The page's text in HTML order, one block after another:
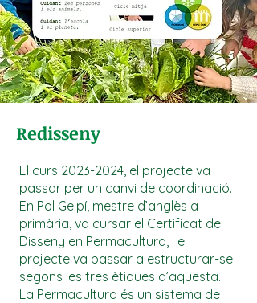
Redisseny
El curs 2023-2024, el projecte va
passar per un canvi de coordinació.
En Pol Gelpí, mestre d’anglès a
primària, va cursar el Certificat de
Disseny en Permacultura, i el
projecte va passar a estructurar-se
segons les tres ètiques d’aquesta.
La Permacultura és un sistema de